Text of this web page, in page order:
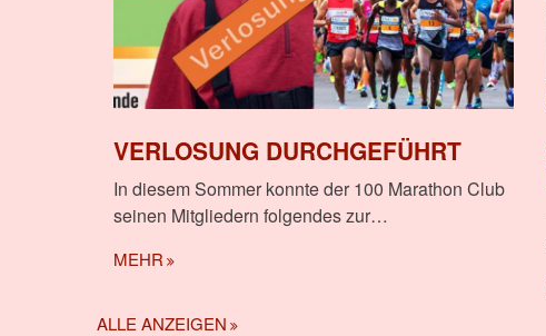
VERLOSUNG DURCHGEFÜHRT
In diesem Sommer konnte der 100 Marathon Club
seinen Mitgliedern folgendes zur…
MEHR
ALLE ANZEIGEN